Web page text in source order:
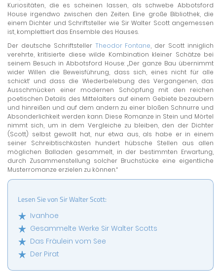
Kuriositäten, die es scheinen lassen, als schwebe Abbotsford
House irgendwo zwischen den Zeiten. Eine große Bibliothek, die
einem Dichter und Schriftsteller wie Sir Walter Scott angemessen
ist, komplettiert das Ensemble des Hauses.
Der deutsche Schriftsteller Theodor Fontane, der Scott inniglich
verehrte, kritisierte diese wilde Kombination kleiner Schätze bei
seinem Besuch in Abbotsford House: „Der ganze Bau übernimmt
wider Willen die Beweisführung, dass sich‚ eines nicht für alle
schickt‘ und dass die Wiederbelebung des Vergangenen, das
Ausschmücken einer modernen Schöpfung mit den reichen
poetischen Details des Mittelalters auf einem Gebiete bezaubern
und hinreißen und auf dem andern zu einer bloßen Schnurre und
Absonderlichkeit werden kann. Diese Romanze in Stein und Mörtel
nimmt sich, um in dem Vergleiche zu bleiben, den der Dichter
(Scott) selbst gewollt hat, nur etwa aus, als habe er in einem
seiner Schreibtischkästen hundert hübsche Stellen aus allen
möglichen Balladen gesammelt, in der bestimmten Erwartung,
durch Zusammenstellung solcher Bruchstücke eine eigentliche
Musterromanze erzielen zu können.“
Lesen Sie von Sir Walter Scott:
Ivanhoe
Gesammelte Werke Sir Walter Scotts
Das Fräulein vom See
Der Pirat